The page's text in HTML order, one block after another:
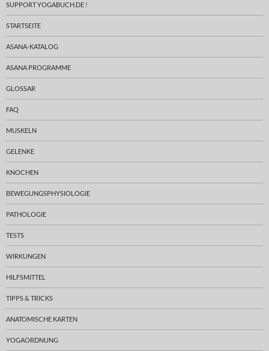
SUPPORT YOGABUCH.DE !
STARTSEITE
ASANA-KATALOG
ASANA PROGRAMME
GLOSSAR
FAQ
MUSKELN
GELENKE
KNOCHEN
BEWEGUNGSPHYSIOLOGIE
PATHOLOGIE
TESTS
WIRKUNGEN
HILFSMITTEL
TIPPS & TRICKS
ANATOMISCHE KARTEN
YOGAORDNUNG